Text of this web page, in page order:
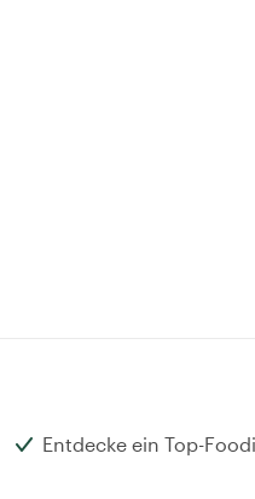
Entdecke ein Top-